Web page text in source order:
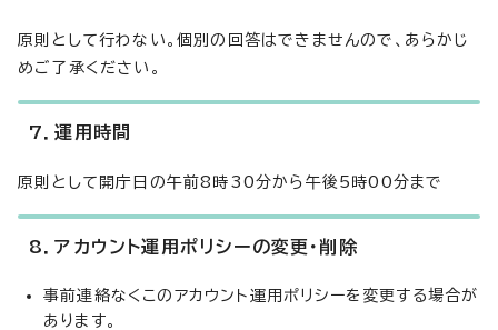
原則として行わない。個別の回答はできませんので、あらかじ
めご了承ください。
7．運用時間
原則として開庁日の午前8時30分から午後5時00分まで
8．アカウント運用ポリシーの変更・削除
事前連絡なくこのアカウント運用ポリシーを変更する場合が
あります。